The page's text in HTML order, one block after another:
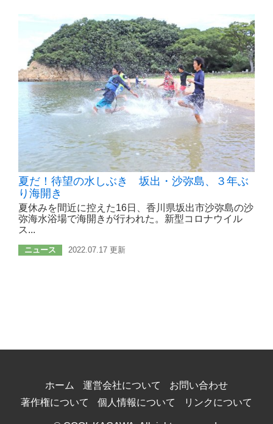
夏だ！待望の水しぶき 坂出・沙弥島、３年ぶ
り海開き
夏休みを間近に控えた16日、香川県坂出市沙弥島の沙
弥海水浴場で海開きが行われた。新型コロナウイル
ス...
ニュース 2022.07.17 更新
ホーム 運営会社について
お問い合わせ
著作権について
個人情報について リンクについて